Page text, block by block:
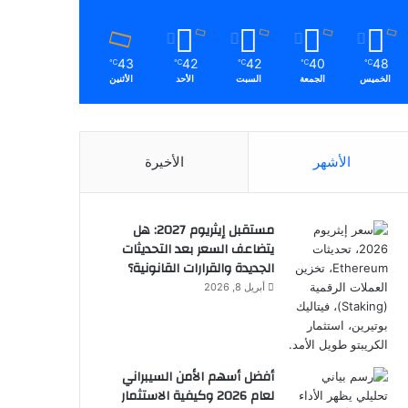
48
℃
الخميس
40
℃
الجمعة
42
℃
السبت
42
℃
الأحد
43
℃
الأثنين
الأشهر الأخيرة
مستقبل إيثريوم 2027: هل
يتضاعف السعر بعد التحديثات
الجديدة والقرارات القانونية؟
أبريل 8, 2026
أفضل أسهم الأمن السيبراني
لعام 2026 وكيفية الاستثمار